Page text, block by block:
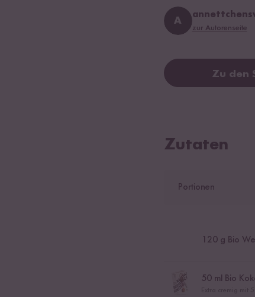
A
zur Autorenseite
Zu den
Zutaten
Portionen
120g Bio
50ml Bio